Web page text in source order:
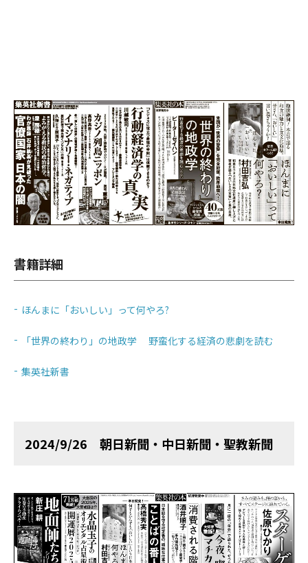
書籍詳細
ほんまに「おいしい」って何やろ?
「世界の終わり」の地政学 野蛮化する経済の悲劇を読む
集英社新書
2024/9/26 朝日新聞・中日新聞・聖教新聞